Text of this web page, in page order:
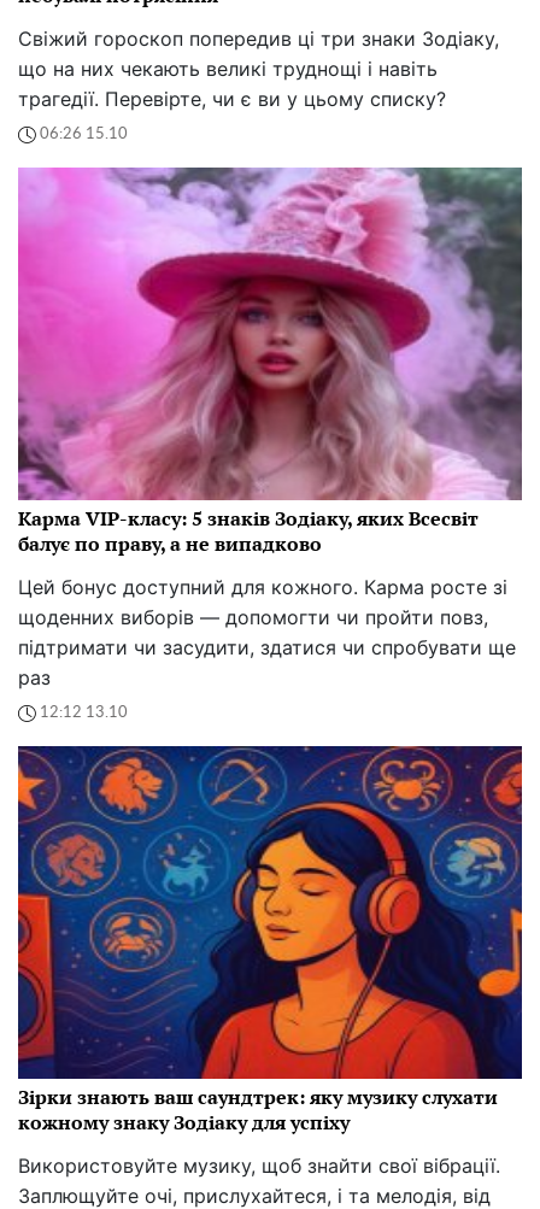
Свіжий гороскоп попередив ці три знаки Зодіаку,
що на них чекають великі труднощі і навіть
трагедії. Перевірте, чи є ви у цьому списку?
06:26 15.10
Карма VIP-класу: 5 знаків Зодіаку, яких Всесвіт
балує по праву, а не випадково
Цей бонус доступний для кожного. Карма росте зі
щоденних виборів — допомогти чи пройти повз,
підтримати чи засудити, здатися чи спробувати ще
раз
12:12 13.10
Зірки знають ваш саундтрек: яку музику слухати
кожному знаку Зодіаку для успіху
Використовуйте музику, щоб знайти свої вібрації.
Заплющуйте очі, прислухайтеся, і та мелодія, від